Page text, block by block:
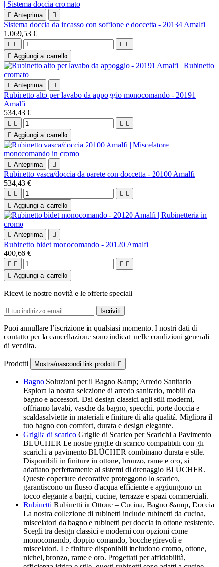
 Anteprima 
Sistema doccia da incasso con soffione e doccetta - 20134 Amalfi
1.069,53 €
   
 Aggiungi al carrello
 Anteprima 
Rubinetto alto per lavabo da appoggio monocomando - 20191
Amalfi
534,43 €
   
 Aggiungi al carrello
 Anteprima 
Rubinetto vasca/doccia da parete con doccetta - 20100 Amalfi
534,43 €
   
 Aggiungi al carrello
 Anteprima 
Rubinetto bidet monocomando - 20120 Amalfi
400,66 €
   
 Aggiungi al carrello
Ricevi le nostre novità e le offerte speciali
Puoi annullare l’iscrizione in qualsiasi momento. I nostri dati di
contatto per la cancellazione sono indicati nelle condizioni generali
di vendita.
Prodotti Mostra/nascondi link prodotti 
Bagno Soluzioni per il Bagno &amp; Arredo Sanitario
Esplora la nostra selezione di arredo sanitario, mobili da
bagno e accessori. Dai design classici agli stili moderni,
offriamo lavabi, vasche da bagno, specchi, porte doccia e
scaldasalviette in materiali e finiture di alta qualità. Migliora il
tuo bagno con comfort, durata e design elegante.
Griglia di scarico Griglie di Scarico per Scarichi a Pavimento
BLÜCHER Le nostre griglie di scarico compatibili con gli
scarichi a pavimento BLÜCHER combinano durata e stile.
Disponibili in finiture in ottone, bronzo, rame e oro, si
adattano perfettamente ai sistemi di drenaggio BLÜCHER.
Queste coperture decorative proteggono lo scarico,
garantiscono un flusso d'acqua efficiente e aggiungono un
tocco elegante a bagni, cucine, terrazze e spazi commerciali.
Rubinetti Rubinetti in Ottone – Cucina, Bagno &amp; Doccia
La nostra collezione di rubinetti include rubinetti da cucina,
miscelatori da bagno e rubinetti per doccia in ottone resistente.
Scegli tra design classici e moderni con opzioni come
monocomando, doppio comando, bocche girevoli e
miscelatori. Le finiture disponibili includono cromo, ottone,
nichel, bronzo, rame e oro. Progettati per affidabilità,